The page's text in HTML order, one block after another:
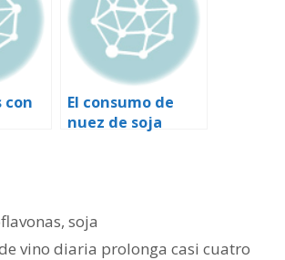
con
El consumo de
nuez de soja
s
,soja
vino diaria prolonga casi cuatro